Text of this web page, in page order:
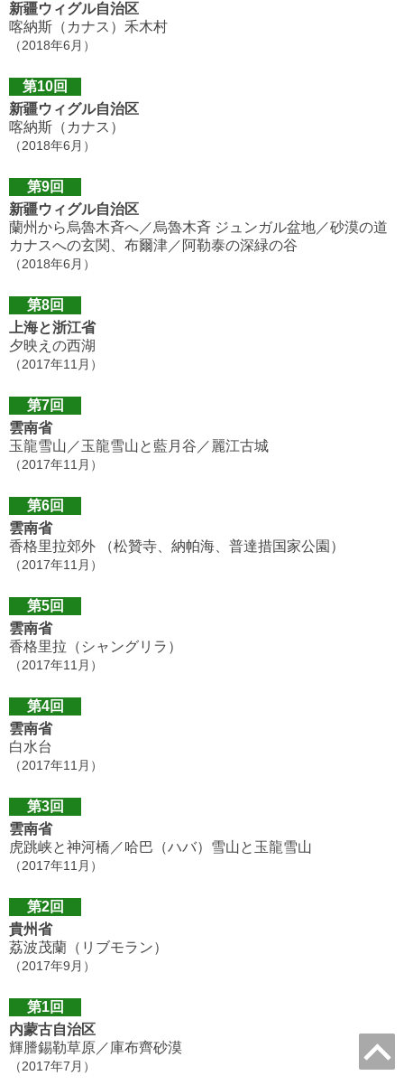
新疆ウィグル自治区
喀納斯（カナス）禾木村
（2018年6月）
第10回
新疆ウィグル自治区
喀納斯（カナス）
（2018年6月）
第9回
新疆ウィグル自治区
蘭州から烏魯木斉へ／烏魯木斉 ジュンガル盆地／砂漠の道
カナスへの玄関、布爾津／阿勒泰の深緑の谷
（2018年6月）
第8回
上海と浙江省
夕映えの西湖
（2017年11月）
第7回
雲南省
玉龍雪山／玉龍雪山と藍月谷／麗江古城
（2017年11月）
第6回
雲南省
香格里拉郊外 （松贊寺、納帕海、普達措国家公園）
（2017年11月）
第5回
雲南省
香格里拉（シャングリラ）
（2017年11月）
第4回
雲南省
白水台
（2017年11月）
第3回
雲南省
虎跳峡と神河橋／哈巴（ハバ）雪山と玉龍雪山
（2017年11月）
第2回
貴州省
荔波茂蘭（リブモラン）
（2017年9月）
第1回
内蒙古自治区
輝謄錫勒草原／庫布齊砂漠
（2017年7月）